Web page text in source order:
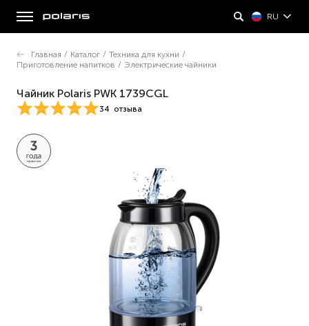
RU
Главная / Каталог / Техника для кухни /
Приготовление напитков / Электрические чайники
Чайник Polaris PWK 1739CGL
34 отзыва